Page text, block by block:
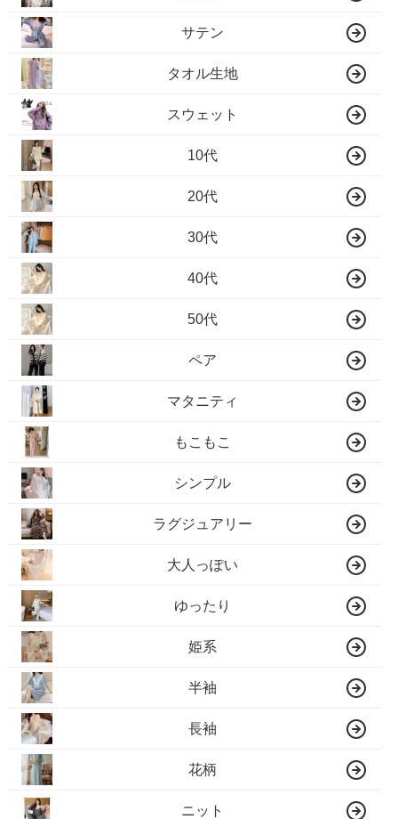
サテン
タオル生地
スウェット
10代
20代
30代
40代
50代
ペア
マタニティ
もこもこ
シンプル
ラグジュアリー
大人っぽい
ゆったり
姫系
半袖
長袖
花柄
ニット